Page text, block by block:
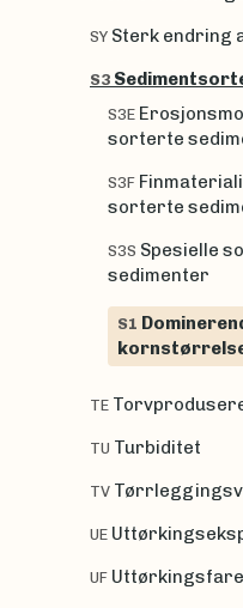
SY Sterk endring
S3
S3E
sorterte
S3F
sorterte
S3S Spesielle
sedimenter
S1
TE
TU Turbiditet
TV
UE
UF Uttørkingsfare